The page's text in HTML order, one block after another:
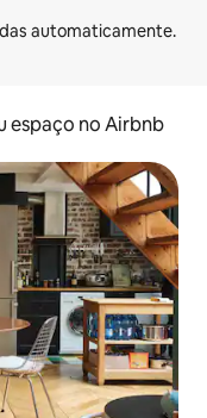
espaço no Airbnb